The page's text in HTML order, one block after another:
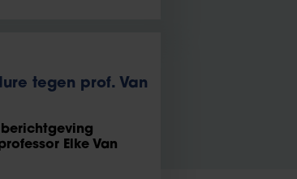
tegen prof. Van
berichtgeving
Elke Van